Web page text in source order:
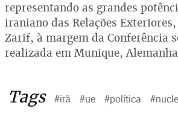
representando as grandes
iraniano das Relações
Zarif, à margem da Conferência
realizada em Munique,
Tags #irã #ue #política